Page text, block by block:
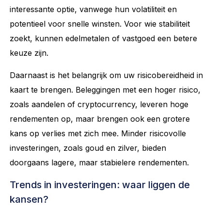
interessante optie, vanwege hun volatiliteit en
potentieel voor snelle winsten. Voor wie stabiliteit
zoekt, kunnen edelmetalen of vastgoed een betere
keuze zijn.
Daarnaast is het belangrijk om uw risicobereidheid in
kaart te brengen. Beleggingen met een hoger risico,
zoals aandelen of cryptocurrency, leveren hoge
rendementen op, maar brengen ook een grotere
kans op verlies met zich mee. Minder risicovolle
investeringen, zoals goud en zilver, bieden
doorgaans lagere, maar stabielere rendementen.
Trends in investeringen: waar liggen de
kansen?